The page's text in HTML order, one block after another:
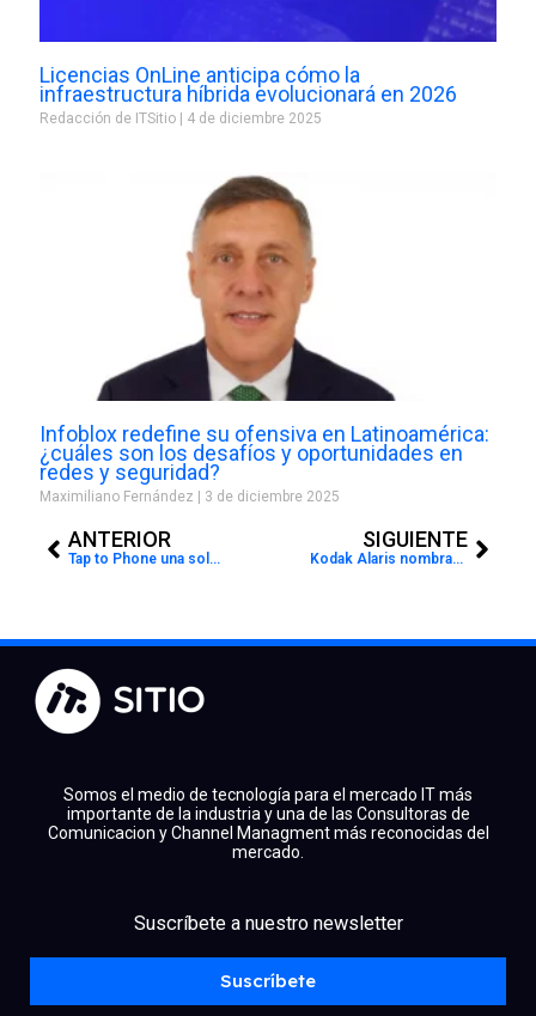
Licencias OnLine anticipa cómo la
infraestructura híbrida evolucionará en 2026
Redacción de ITSitio 4 de diciembre 2025
Infoblox redefine su ofensiva en Latinoamérica:
¿cuáles son los desafíos y oportunidades en
redes y seguridad?
Maximiliano Fernández 3 de diciembre 2025
ANTERIOR
Tap to Phone una solución que promueve el pago sin contacto en los comercios
SIGUIENTE
Kodak Alaris nombrado por KMWorld en su listado de productos de tendencia, por cuarto año consecutivo
Somos el medio de tecnología para el mercado IT más
importante de la industria y una de las Consultoras de
Comunicacion y Channel Managment más reconocidas del
mercado.
Suscríbete a nuestro newsletter
Suscríbete
linkedinyoutubeinstagram
spotify